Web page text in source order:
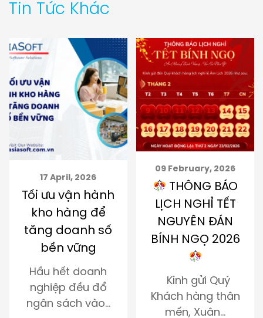
Tin Tức Khác
THÔNG BÁO
LỊCH NGHỈ TẾT
NGUYÊN ĐÁN
BÍNH NGỌ 2026
Kính gửi Quý
Khách hàng thân
29 January, 2026
Quản lý thủ
công vs DMS:
Giải pháp nào
cho nhà phân
phối
Quản lý thủ công
vs DMS là bài
toán…